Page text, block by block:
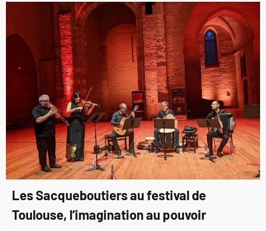
Les Sacqueboutiers au festival de
Toulouse, l’imagination au pouvoir